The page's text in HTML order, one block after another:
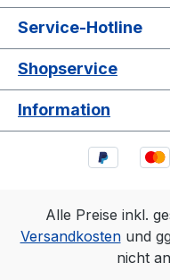
Service-Hotline
Shopservice
Information
Alle Preise inkl.
Versandkostenund
nicht